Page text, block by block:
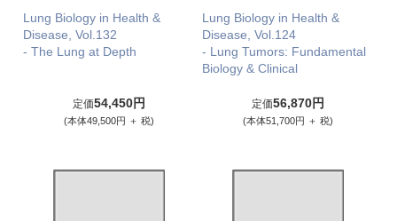
Lung Biology in Health &
Disease, Vol.132
- The Lung at Depth
定価54,450円
(本体49,500円 ＋ 税)
Lung Biology in Health &
Disease, Vol.124
- Lung Tumors: Fundamental
Biology & Clinical
定価56,870円
(本体51,700円 ＋ 税)